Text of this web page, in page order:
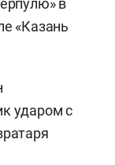
в
«Казань
ударом с